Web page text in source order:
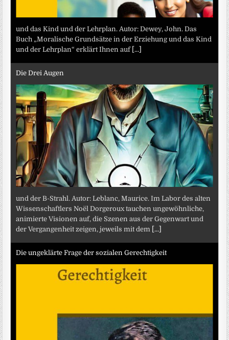
und das Kind und der Lehrplan. Autor: Dewey, John. Das
Buch „Moralische Grundsätze in der Erziehung und das Kind
und der Lehrplan“ erklärt Ihnen auf [...]
Die Drei Augen
und der B-Strahl. Autor: Leblanc, Maurice. Im Labor des alten
Wissenschaftlers Noël Dorgeroux tauchen ungewöhnliche,
animierte Visionen auf, die Szenen aus der Gegenwart und
der Vergangenheit zeigen, jeweils mit dem [...]
Die ungeklärte Frage der sozialen Gerechtigkeit